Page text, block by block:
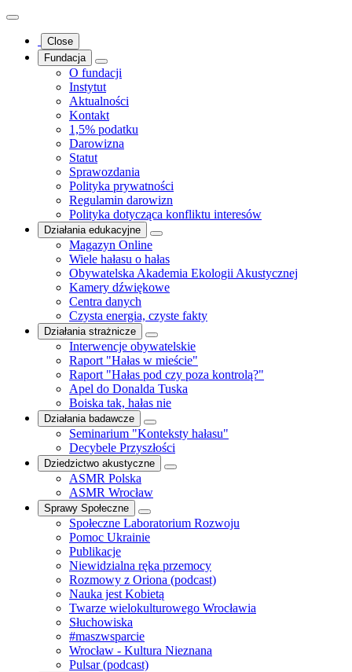
Close
Fundacja
O fundacji
Instytut
Aktualności
Kontakt
1,5% podatku
Darowizna
Statut
Sprawozdania
Polityka prywatności
Regulamin darowizn
Polityka dotycząca konfliktu interesów
Działania edukacyjne
Magazyn Online
Wiele hałasu o hałas
Obywatelska Akademia Ekologii Akustycznej
Kamery dźwiękowe
Centra danych
Czysta energia, czyste fakty
Działania strażnicze
Interwencje obywatelskie
Raport "Hałas w mieście"
Raport "Hałas pod czy poza kontrolą?"
Apel do Donalda Tuska
Boiska tak, hałas nie
Działania badawcze
Seminarium "Konteksty hałasu"
Decybele Przyszłości
Dziedzictwo akustyczne
ASMR Polska
ASMR Wrocław
Sprawy Społeczne
Społeczne Laboratorium Rozwoju
Pomoc Ukrainie
Publikacje
Niewidzialna ręka przemocy
Rozmowy z Oriona (podcast)
Nauka jest Kobietą
Twarze wielokulturowego Wrocławia
Słuchowiska
#maszwsparcie
Wrocław - Kultura Nieznana
Pulsar (podcast)